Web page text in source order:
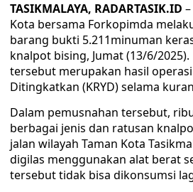
TASIKMALAYA, RADARTASIK.ID
Kota bersama Forkopimda
barang bukti 5.211minuman
knalpot bising, Jumat (13/6/
tersebut merupakan hasil
Ditingkatkan (KRYD) selama
Dalam pemusnahan tersebut,
berbagai jenis dan ratusan
jalan wilayah Taman Kota
digilas menggunakan alat berat
tersebut tidak bisa dikonsumsi